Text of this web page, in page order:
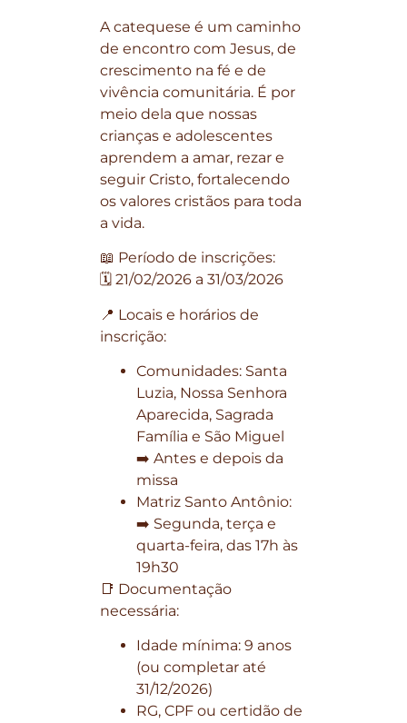
A catequese é um caminho
de encontro com Jesus, de
crescimento na fé e de
vivência comunitária. É por
meio dela que nossas
crianças e adolescentes
aprendem a amar, rezar e
seguir Cristo, fortalecendo
os valores cristãos para toda
a vida.
📖 Período de inscrições:
🗓️ 21/02/2026 a 31/03/2026
📍 Locais e horários de
inscrição:
Comunidades: Santa
Luzia, Nossa Senhora
Aparecida, Sagrada
Família e São Miguel
➡️ Antes e depois da
missa
Matriz Santo Antônio:
➡️ Segunda, terça e
quarta-feira, das 17h às
19h30
📑 Documentação
necessária:
Idade mínima: 9 anos
(ou completar até
31/12/2026)
RG, CPF ou certidão de